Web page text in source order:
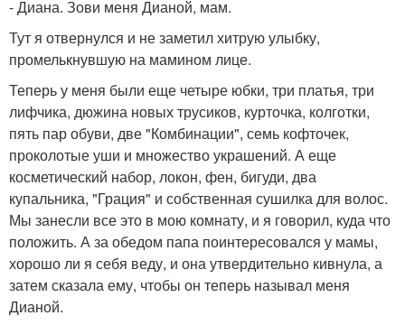
- Диана. Зови меня Дианой, мам.
Тут я отвернулся и не заметил хитрую улыбку,
промелькнувшую на мамином лице.
Теперь у меня были еще четыре юбки, три платья, три
лифчика, дюжина новых трусиков, курточка, колготки,
пять пар обуви, две "Комбинации", семь кофточек,
проколотые уши и множество украшений. А еще
косметический набор, локон, фен, бигуди, два
купальника, "Грация" и собственная сушилка для волос.
Мы занесли все это в мою комнату, и я говорил, куда что
положить. А за обедом папа поинтересовался у мамы,
хорошо ли я себя веду, и она утвердительно кивнула, а
затем сказала ему, чтобы он теперь называл меня
Дианой.